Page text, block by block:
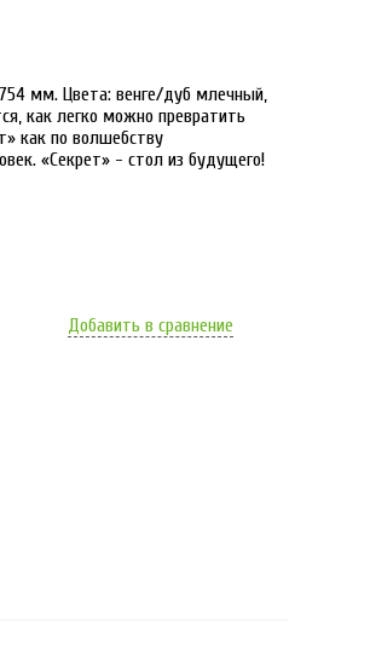
мм. Цвета: венге/дуб млечный,
как легко можно превратить
как по волшебству
«Секрет» - стол из будущего!
Добавить в сравнение